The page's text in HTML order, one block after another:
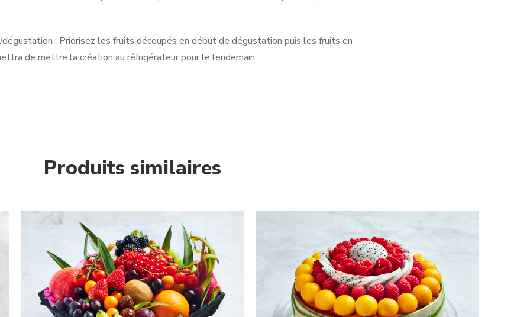
: Priorisez les fruits découpés en début de dégustation puis les fruits en
de mettre la création au réfrigérateur pour le lendemain.
Produits similaires